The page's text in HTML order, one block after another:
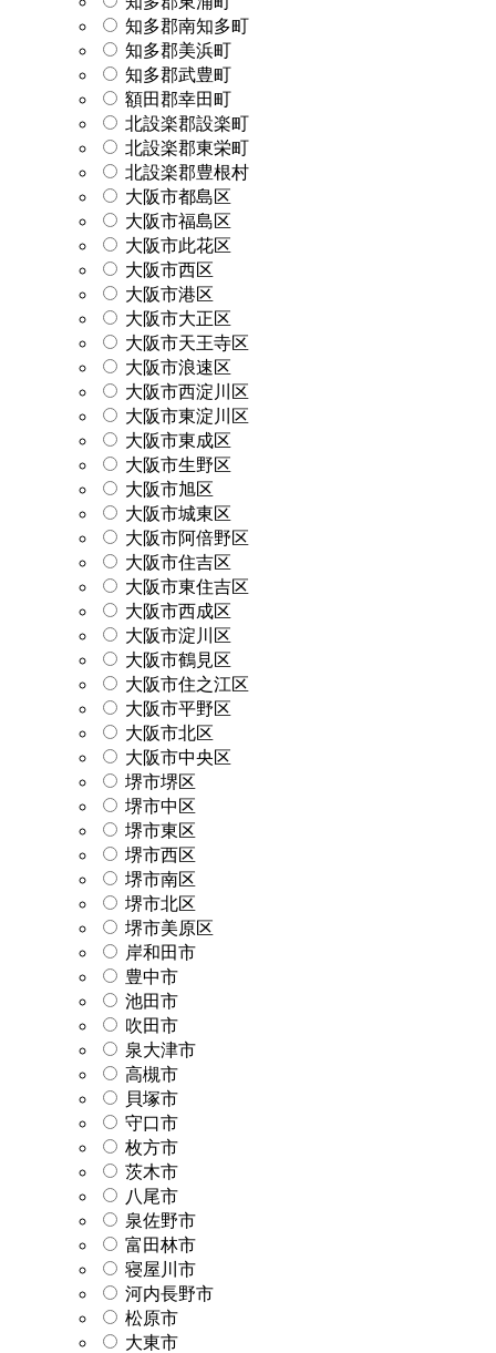
知多郡南知多町
知多郡美浜町
知多郡武豊町
額田郡幸田町
北設楽郡設楽町
北設楽郡東栄町
北設楽郡豊根村
大阪市都島区
大阪市福島区
大阪市此花区
大阪市西区
大阪市港区
大阪市大正区
大阪市天王寺区
大阪市浪速区
大阪市西淀川区
大阪市東淀川区
大阪市東成区
大阪市生野区
大阪市旭区
大阪市城東区
大阪市阿倍野区
大阪市住吉区
大阪市東住吉区
大阪市西成区
大阪市淀川区
大阪市鶴見区
大阪市住之江区
大阪市平野区
大阪市北区
大阪市中央区
堺市堺区
堺市中区
堺市東区
堺市西区
堺市南区
堺市北区
堺市美原区
岸和田市
豊中市
池田市
吹田市
泉大津市
高槻市
貝塚市
守口市
枚方市
茨木市
八尾市
泉佐野市
富田林市
寝屋川市
河内長野市
松原市
大東市